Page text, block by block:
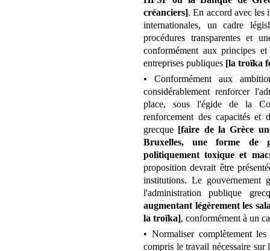
créanciers]. En accord avec les
internationales, un cadre
procédures transparentes et
conformément aux principes
entreprises publiques [la troïka
• Conformément aux
considérablement renforcer
place, sous l'égide de la
renforcement des capacités et
grecque [faire de la Grèce
Bruxelles, une forme de
politiquement toxique et
proposition devrait être
institutions. Le gouvernement
l'administration publique
augmentant légèrement les
la troïka], conformément à un
• Normaliser complètement
compris le travail nécessaire